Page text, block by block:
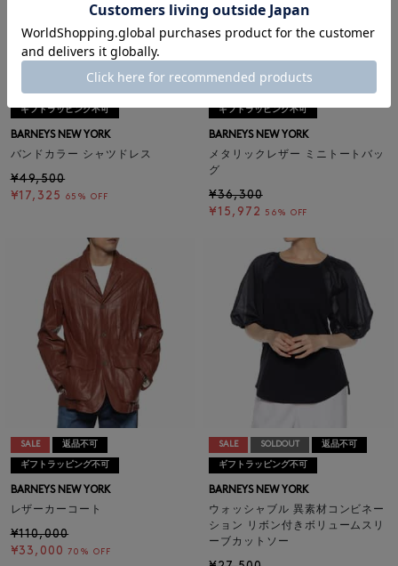
ギフトラッピング不可
BARNEYS NEW YORK
バンドカラー シャツドレス
¥49,500
¥17,325
65% OFF
ギフトラッピング不可
BARNEYS NEW YORK
メタリックレザー ミニトートバッ
グ
¥36,300
¥15,972
56% OFF
SALE 返品不可
ギフトラッピング不可
BARNEYS NEW YORK
レザーカーコート
¥110,000
¥33,000 70% OFF
SALE SOLDOUT 返品不可
ギフトラッピング不可
BARNEYS NEW YORK
ウォッシャブル 異素材コンビネー
ション リボン付きボリュームスリ
ーブカットソー